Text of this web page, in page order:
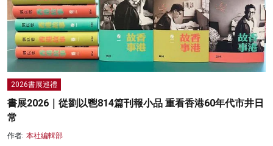
2026書展巡禮
書展2026｜從劉以鬯814篇刊報小品 重看香港60年代市井日
常
作者: 本社編輯部